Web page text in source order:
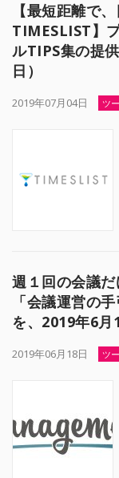
【最短距離で
TIMESLIST】
ルTIPS集の提
日）
2019年07月04日 ツ
週１回の会議だ
「会議運営の
を、2019年6月
2019年06月18日 ツ